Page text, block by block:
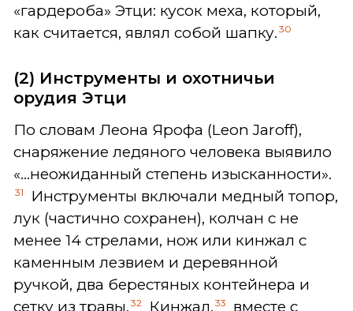
«гардероба» Этци: кусок меха, который,
как считается, являл собой шапку. 30
(2) Инструменты и охотничьи
орудия Этци
По словам Леона Ярофа (Leon Jaroff),
снаряжение ледяного человека выявило
«...неожиданный степень изысканности».
31
Инструменты включали медный топор,
лук (частично сохранен), колчан с не
менее 14 стрелами, нож или кинжал с
каменным лезвием и деревянной
ручкой, два берестяных контейнера и
сетку из травы. 32 Кинжал, 33
вместе с